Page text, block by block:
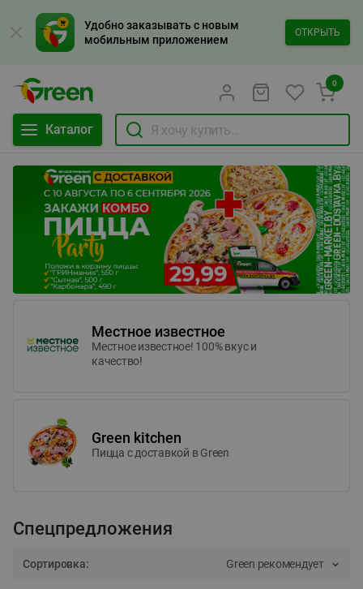
Удобно заказывать с новым
мобильным приложением
ОТКРЫТЬ
Каталог
0
Местное известное
Местное известное! 100% вкус и
качество!
Green kitchen
Пицца c доставкой в Green
Спецпредложения
Сортировка: Green рекомендует